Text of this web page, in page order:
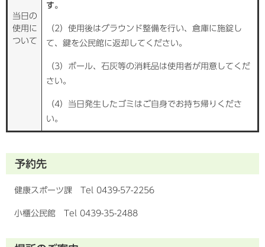
当日の
使用に
ついて
す。
（2）使用後はグラウンド整備を行い、倉庫に施錠し
て、鍵を公民館に返却してください。
（3）ボール、石灰等の消耗品は使用者が用意してくだ
さい。
（4）当日発生したゴミはご自身でお持ち帰りくださ
い。
予約先
健康スポーツ課 Tel 0439-57-2256
小櫃公民館 Tel 0439-35-2488